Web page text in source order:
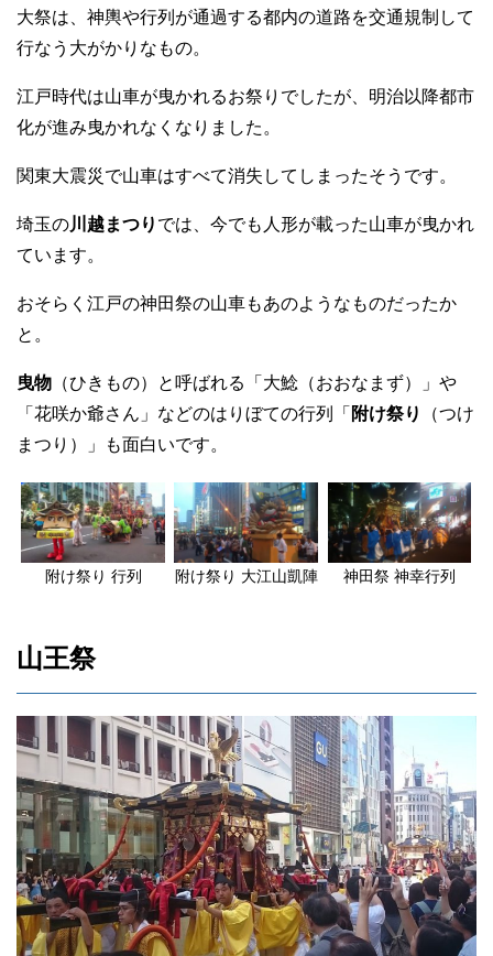
大祭は、神輿や行列が通過する都内の道路を交通規制して
行なう大がかりなもの。
江戸時代は山車が曳かれるお祭りでしたが、明治以降都市
化が進み曳かれなくなりました。
関東大震災で山車はすべて消失してしまったそうです。
埼玉の川越まつり では、今でも人形が載った山車が曳かれ
ています。
おそらく江戸の神田祭の山車もあのようなものだったか
と。
曳物 （ひきもの）と呼ばれる「大鯰（おおなまず）」や
「花咲か爺さん」などのはりぼての行列「 附け祭り
（つけ
まつり）」も面白いです。
附け祭り 行列 附け祭り 大江山凱陣 神田祭 神幸行列
山王祭